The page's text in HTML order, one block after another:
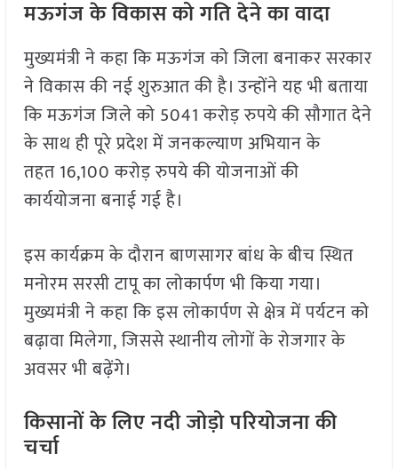
मऊगंज के विकास को गति देने का वादा
मुख्यमंत्री ने कहा कि मऊगंज को जिला बनाकर सरकार
ने विकास की नई शुरुआत की है। उन्होंने यह भी बताया
कि मऊगंज जिले को 5041 करोड़ रुपये की सौगात देने
के साथ ही पूरे प्रदेश में जनकल्याण अभियान के
तहत 16,100 करोड़ रुपये की योजनाओं की
कार्ययोजना बनाई गई है।
इस कार्यक्रम के दौरान बाणसागर बांध के बीच स्थित
मनोरम सरसी टापू का लोकार्पण भी किया गया।
मुख्यमंत्री ने कहा कि इस लोकार्पण से क्षेत्र में पर्यटन को
बढ़ावा मिलेगा, जिससे स्थानीय लोगों के रोजगार के
अवसर भी बढ़ेंगे।
किसानों के लिए नदी जोड़ो परियोजना की
चर्चा